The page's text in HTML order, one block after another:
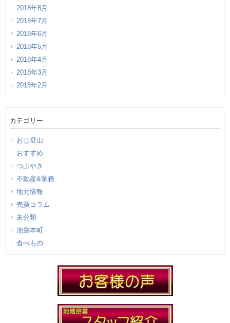
2018年8月
2018年7月
2018年6月
2018年5月
2018年4月
2018年3月
2018年2月
カテゴリー
おじ登山
おすすめ
つぶやき
不動産&業務
地元情報
売買コラム
未分類
池袋本町
食べもの